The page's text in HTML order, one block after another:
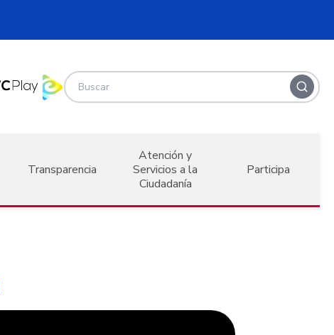
Transparencia
Atención y
Servicios a la
Ciudadanía
Participa